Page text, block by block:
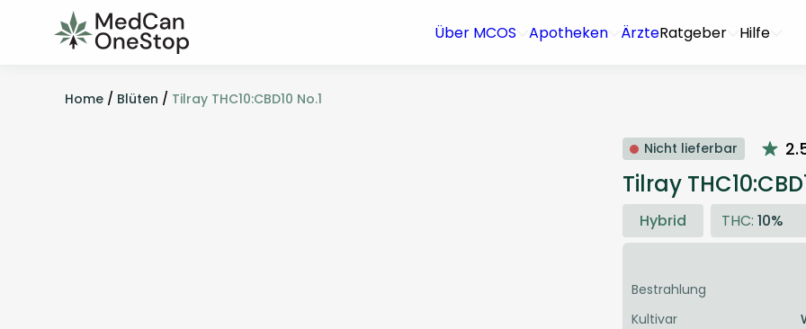
Über MCOS Apotheken ÄrzteRatgeber Hilfe
Home / Blüten / Tilray THC10:CBD10 No.1
Nicht lieferbar
Tilray
Hybrid THC: 10%
Bestrahlung
Kultivar